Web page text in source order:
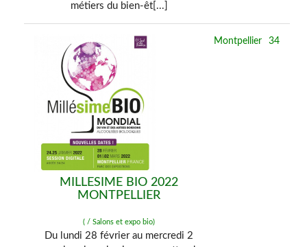
métiers du bien-êt[...]
MILLESIME BIO 2022
MONTPELLIER
( / Salons et expo bio)
Du lundi 28 février au mercredi 2
Montpellier 34